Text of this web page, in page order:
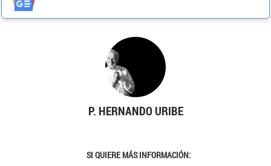
P. HERNANDO URIBE
SI QUIERE MÁS INFORMACIÓN: